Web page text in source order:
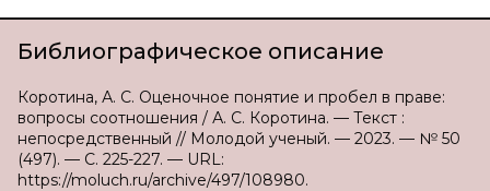
Библиографическое описание
Коротина, А. С. Оценочное понятие и пробел в праве:
вопросы соотношения / А. С. Коротина. — Текст :
непосредственный // Молодой ученый. — 2023. — № 50
(497). — С. 225-227. — URL:
https://moluch.ru/archive/497/108980.